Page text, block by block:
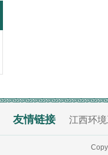
友情链接 江西环